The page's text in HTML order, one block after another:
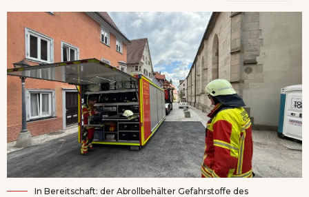
In Bereitschaft: der Abrollbehälter Gefahrstoffe des